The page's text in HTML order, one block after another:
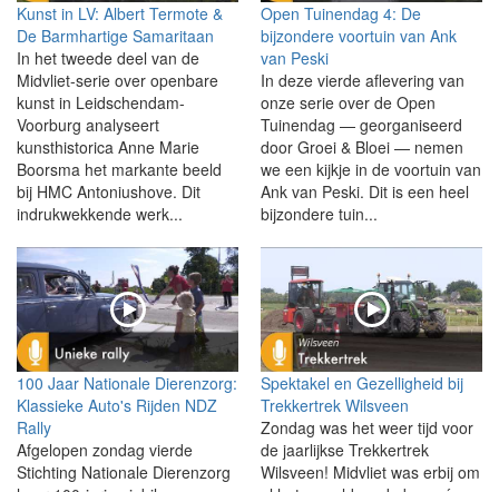
Kunst in LV: Albert Termote &
De Barmhartige Samaritaan
In het tweede deel van de
Midvliet-serie over openbare
kunst in Leidschendam-
Voorburg analyseert
kunsthistorica Anne Marie
Boorsma het markante beeld
bij HMC Antoniushove. Dit
indrukwekkende werk...
Open Tuinendag 4: De
bijzondere voortuin van Ank
van Peski
In deze vierde aflevering van
onze serie over de Open
Tuinendag — georganiseerd
door Groei & Bloei — nemen
we een kijkje in de voortuin van
Ank van Peski. Dit is een heel
bijzondere tuin...
100 Jaar Nationale Dierenzorg:
Klassieke Auto's Rijden NDZ
Rally
Afgelopen zondag vierde
Stichting Nationale Dierenzorg
Spektakel en Gezelligheid bij
Trekkertrek Wilsveen
Zondag was het weer tijd voor
de jaarlijkse Trekkertrek
Wilsveen! Midvliet was erbij om